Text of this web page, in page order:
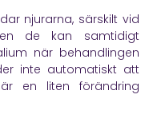
njurarna, särskilt vid
de kan samtidigt
när behandlingen
inte automatiskt att
en liten förändring